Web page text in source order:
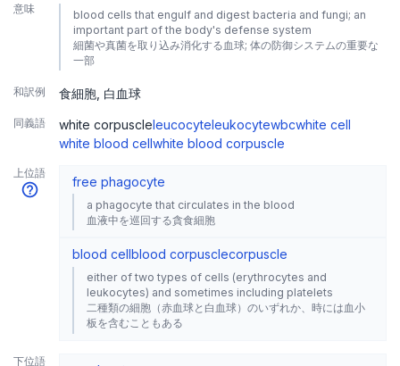
意味
blood cells that engulf and digest bacteria and fungi; an
important part of the body's defense system
細菌や真菌を取り込み消化する血球; 体の防御システムの重要な
一部
和訳例 食細胞 白血球
同義語 white corpuscleleucocyteleukocytewbcwhite cell
white blood cellwhite blood corpuscle
上位語
free phagocyte
a phagocyte that circulates in the blood
血液中を巡回する貪食細胞
blood cellblood corpusclecorpuscle
either of two types of cells (erythrocytes and
leukocytes) and sometimes including platelets
二種類の細胞（赤血球と白血球）のいずれか、時には血小
板を含むこともある
下位語